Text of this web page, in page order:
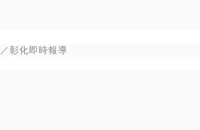
／彰化即時報導